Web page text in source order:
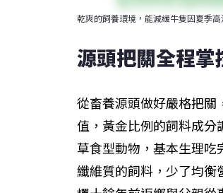
乾爽的飼養環境，能減緩牛隻因夏季
源頭把關全程掌
從畜養源頭做好嚴格把關
值，黃金比例的飼料成分
草食型動物，基本生理
纖維質的飼料，少了均